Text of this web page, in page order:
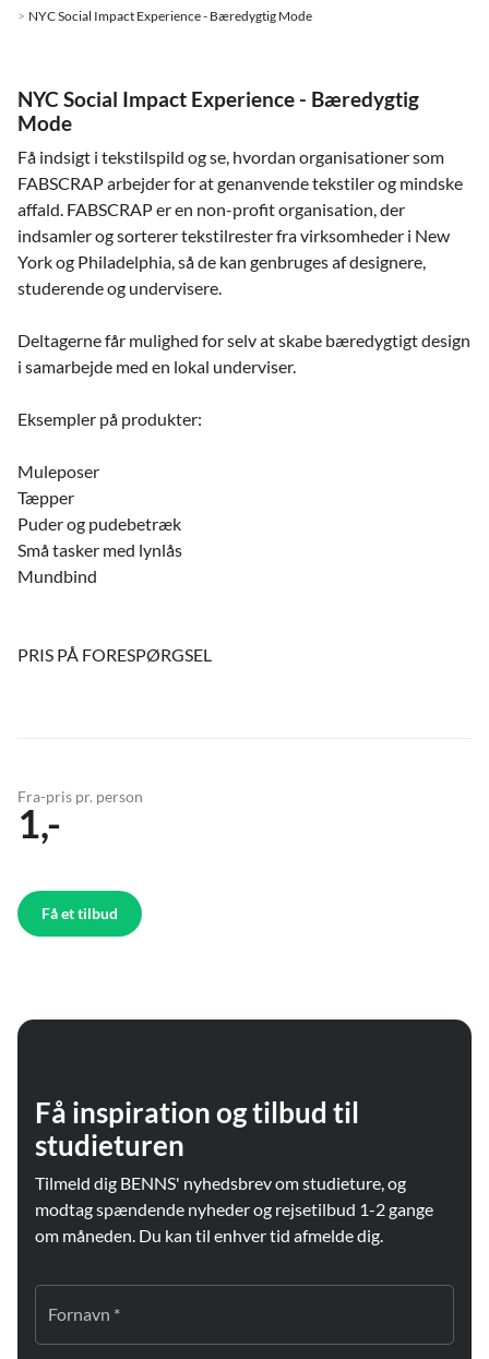
NYC Social Impact Experience - Bæredygtig Mode
NYC Social Impact Experience - Bæredygtig
Mode
Få indsigt i tekstilspild og se, hvordan organisationer som
FABSCRAP arbejder for at genanvende tekstiler og mindske
affald. FABSCRAP er en non-profit organisation, der
indsamler og sorterer tekstilrester fra virksomheder i New
York og Philadelphia, så de kan genbruges af designere,
studerende og undervisere.
Deltagerne får mulighed for selv at skabe bæredygtigt design
i samarbejde med en lokal underviser.
Eksempler på produkter:
Muleposer
Tæpper
Puder og pudebetræk
Små tasker med lynlås
Mundbind
PRIS PÅ FORESPØRGSEL
Fra-pris pr. person
1,-
Få et tilbud
Få inspiration og tilbud til
studieturen
Tilmeld dig BENNS' nyhedsbrev om studieture, og
modtag spændende nyheder og rejsetilbud 1-2 gange
om måneden. Du kan til enhver tid afmelde dig.
Fornavn *